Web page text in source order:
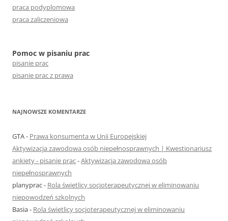
praca podyplomowa
praca zaliczeniowa
Pomoc w pisaniu prac
pisanie prac
pisanie prac z prawa
NAJNOWSZE KOMENTARZE
GTA- Prawa konsumenta w Unii Europejskiej
Aktywizacja zawodowa osób niepełnosprawnych | Kwestionariusz
ankiety - pisanie prac-Aktywizacja zawodowa osób
niepełnosprawnych
planyprac- Rola świetlicy socjoterapeutycznej w eliminowaniu
niepowodzeń szkolnych
Basia- Rola świetlicy socjoterapeutycznej w eliminowaniu